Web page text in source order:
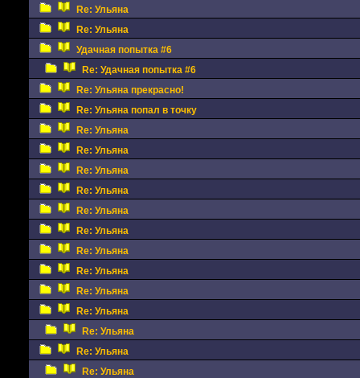
Re: Ульяна
Re: Ульяна
Удачная попытка #6
Re: Удачная попытка #6
Re: Ульяна прекрасно!
Re: Ульяна попал в точку
Re: Ульяна
Re: Ульяна
Re: Ульяна
Re: Ульяна
Re: Ульяна
Re: Ульяна
Re: Ульяна
Re: Ульяна
Re: Ульяна
Re: Ульяна
Re: Ульяна
Re: Ульяна
Re: Ульяна